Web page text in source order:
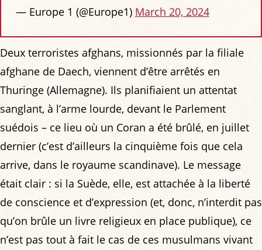
— Europe 1 (@Europe1) March 20, 2024
Deux terroristes afghans, missionnés par la filiale
afghane de Daech, viennent d’être arrêtés en
Thuringe (Allemagne). Ils planifiaient un attentat
sanglant, à l’arme lourde, devant le Parlement
suédois – ce lieu où un Coran a été brûlé, en juillet
dernier (c’est d’ailleurs la cinquième fois que cela
arrive, dans le royaume scandinave). Le message
était clair : si la Suède, elle, est attachée à la liberté
de conscience et d’expression (et, donc, n’interdit pas
qu’on brûle un livre religieux en place publique), ce
n’est pas tout à fait le cas de ces musulmans vivant